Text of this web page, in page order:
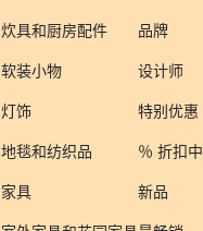
炊具和厨房配件
软装小物
灯饰
地毯和纺织品
家具
品牌
设计师
特别优惠
％ 折扣中
新品